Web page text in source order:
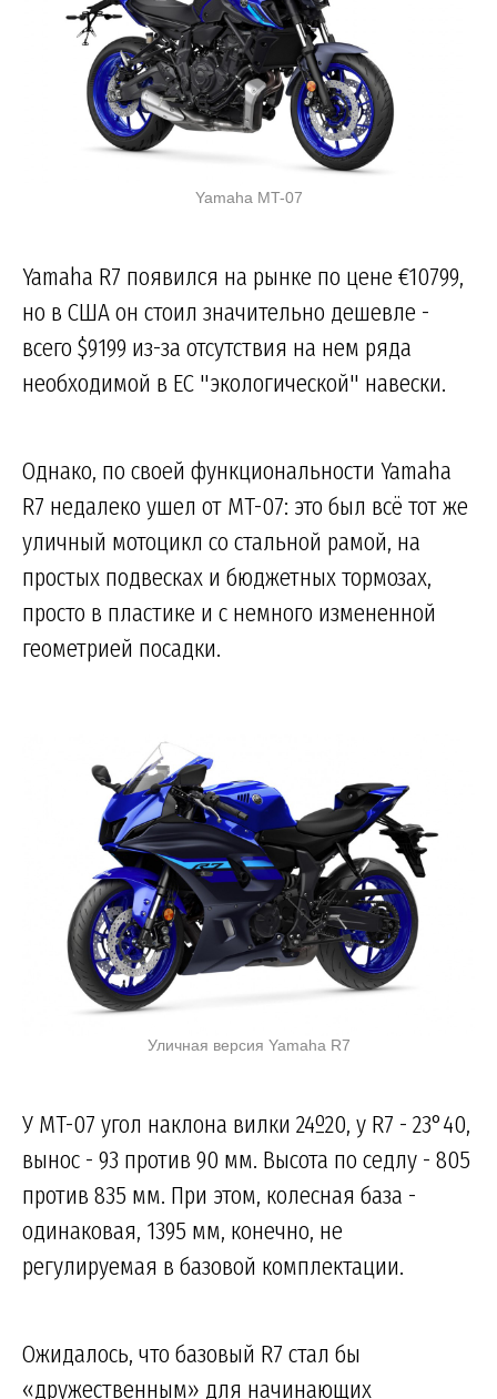
Yamaha MT-07
Yamaha R7 появился на рынке по цене €10799,
но в США он стоил значительно дешевле -
всего $9199 из-за отсутствия на нем ряда
необходимой в ЕС "экологической" навески.
Однако, по своей функциональности Yamaha
R7 недалеко ушел от MT-07: это был всё тот же
уличный мотоцикл со стальной рамой, на
простых подвесках и бюджетных тормозах,
просто в пластике и с немного измененной
геометрией посадки.
Уличная версия Yamaha R7
У MT-07 угол наклона вилки 24º20, у R7 - 23°40,
вынос - 93 против 90 мм. Высота по седлу - 805
против 835 мм. При этом, колесная база -
одинаковая, 1395 мм, конечно, не
регулируемая в базовой комплектации.
Ожидалось, что базовый R7 стал бы
«дружественным» для начинающих